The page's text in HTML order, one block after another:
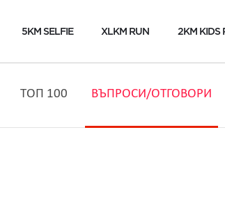
5KM SELFIE XLKM RUN 2KM KIDS
ТОП 100 ВЪПРОСИ/ОТГОВОРИ